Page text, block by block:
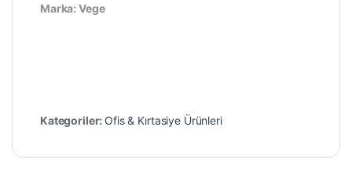
Marka: Vege
Kategoriler: Ofis & Kırtasiye Ürünleri